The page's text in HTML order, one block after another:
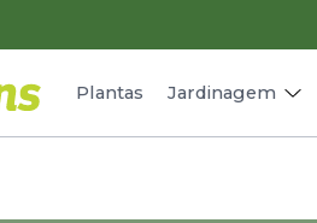
Plantas Jardinagem